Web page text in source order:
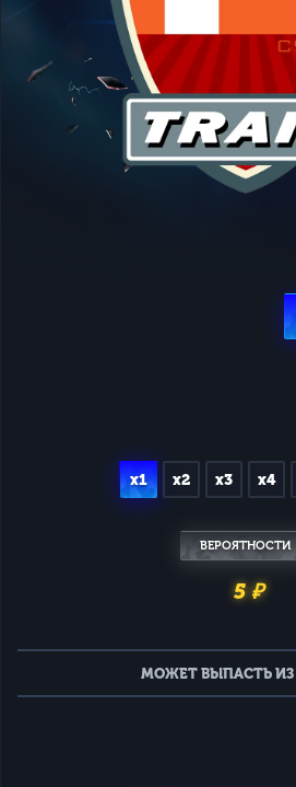
x1 x2 x3 x4
ВЕРОЯТНОСТИ
5 ₽
МОЖЕТ ВЫПАСТЬ ИЗ